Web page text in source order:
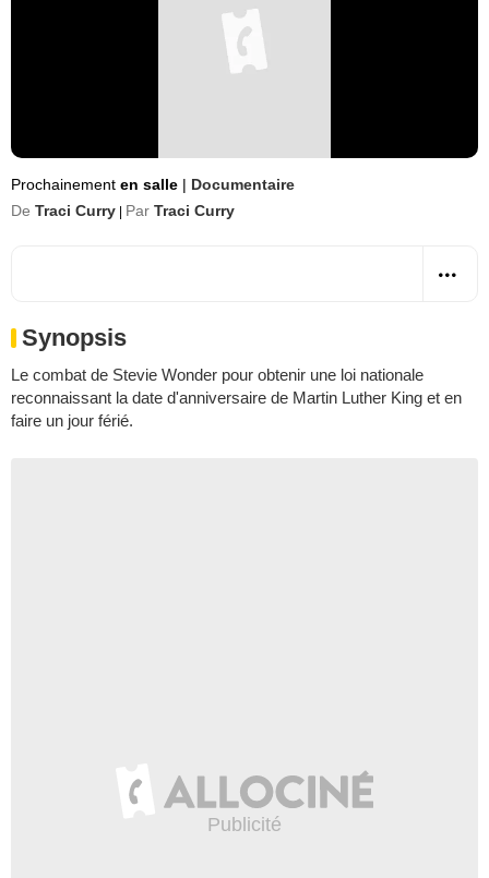
Prochainement en salle | Documentaire
De Traci Curry Par Traci Curry
Synopsis
Le combat de Stevie Wonder pour obtenir une loi nationale
reconnaissant la date d'anniversaire de Martin Luther King et en
faire un jour férié.